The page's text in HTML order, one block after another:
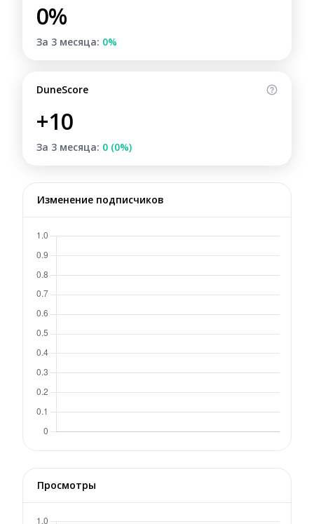
0%
За 3 месяца: 0%
DuneScore
+10
За 3 месяца: 0 (0%)
Изменение подписчиков
Просмотры